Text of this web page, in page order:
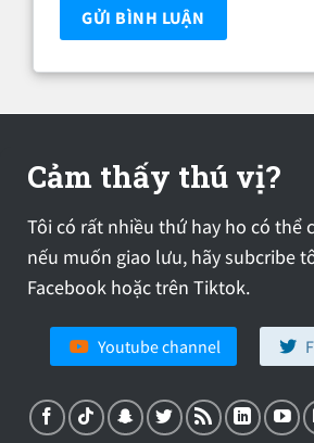
Cảm thấy thú vị?
Tôi có rất nhiều thứ hay ho có thể
nếu muốn giao lưu, hãy subcribe
Facebook hoặc trên Tiktok.
Youtube channel